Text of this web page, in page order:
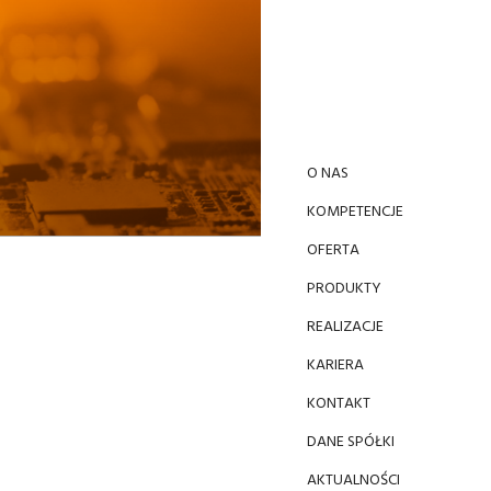
O NAS
KOMPETENCJE
OFERTA
PRODUKTY
REALIZACJE
KARIERA
KONTAKT
DANE SPÓŁKI
AKTUALNOŚCI